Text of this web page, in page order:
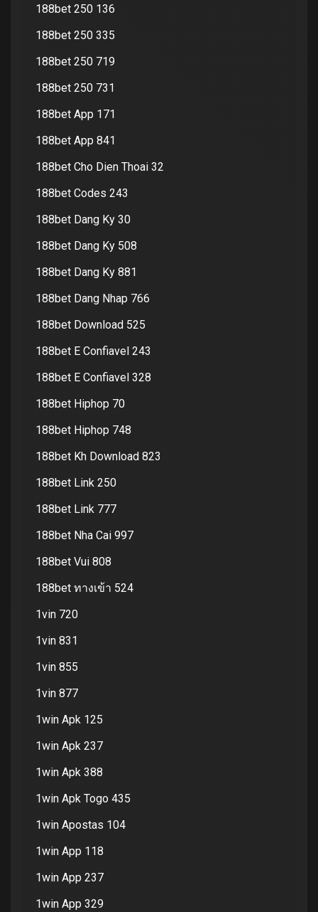
188bet 250 136
188bet 250 335
188bet 250 719
188bet 250 731
188bet App 171
188bet App 841
188bet Cho Dien Thoai 32
188bet Codes 243
188bet Dang Ky 30
188bet Dang Ky 508
188bet Dang Ky 881
188bet Dang Nhap 766
188bet Download 525
188bet E Confiavel 243
188bet E Confiavel 328
188bet Hiphop 70
188bet Hiphop 748
188bet Kh Download 823
188bet Link 250
188bet Link 777
188bet Nha Cai 997
188bet Vui 808
188bet ทางเข้า 524
1vin 720
1vin 831
1vin 855
1vin 877
1win Apk 125
1win Apk 237
1win Apk 388
1win Apk Togo 435
1win Apostas 104
1win App 118
1win App 237
1win App 329